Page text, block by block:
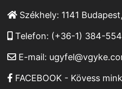
Székhely: 1141
Telefon: (+36-1) 384-
E-mail:
FACEBOOK - Kövess